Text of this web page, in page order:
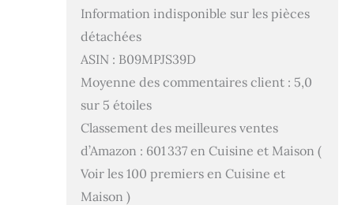
Information indisponible sur les pièces
détachées
ASIN : B09MPJS39D
Moyenne des commentaires client : 5,0
sur 5 étoiles
Classement des meilleures ventes
d’Amazon : 601 337 en Cuisine et Maison (
Voir les 100 premiers en Cuisine et
Maison )